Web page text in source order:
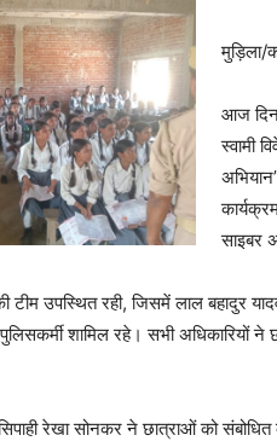
मुड़िला/
आज
स्वामी
साइबर
टीम उपस्थित रही, जिसमें लाल बहादुर
शामिल रहे। सभी अधिकारियों
रेखा सोनकर ने छात्राओं को